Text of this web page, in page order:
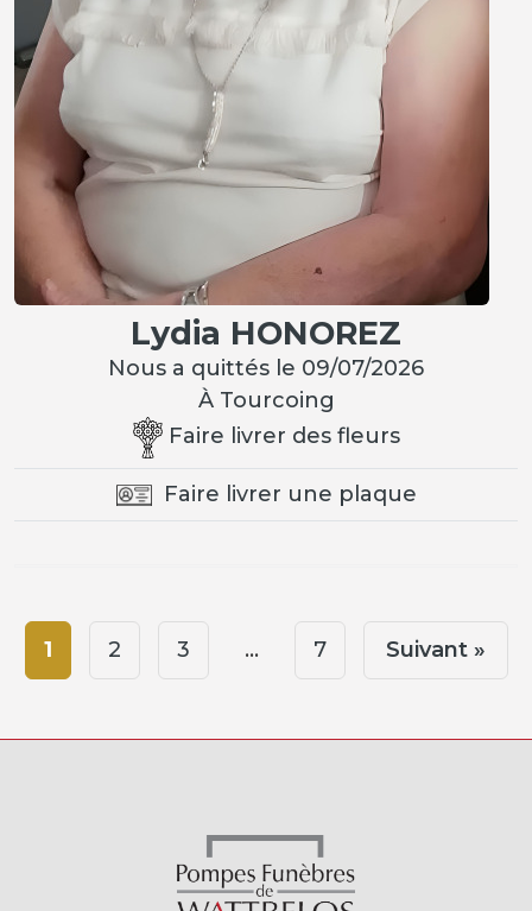
Lydia HONOREZ
Nous a quittés le 09/07/2026
À Tourcoing
Faire livrer des fleurs
Faire livrer une plaque
1 2 3 … 7 Suivant »